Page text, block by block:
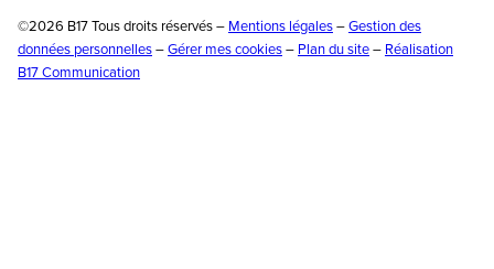
©2026 B17 Tous droits réservés – Mentions légales–Gestion des
données personnelles–Gérer mes cookies– Plan du site– Réalisation
B17 Communication